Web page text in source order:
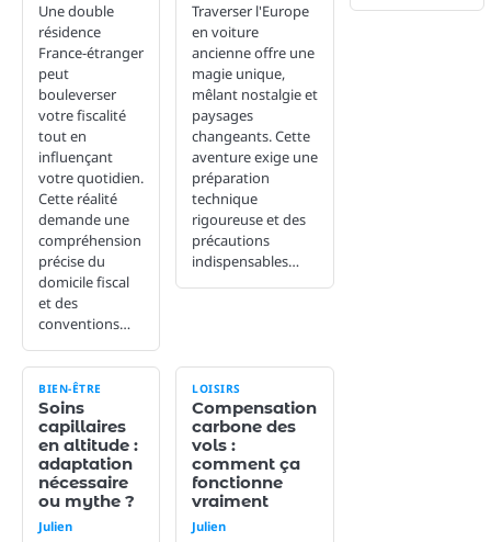
Une double
résidence
France-étranger
peut
bouleverser
votre fiscalité
tout en
influençant
votre quotidien.
Cette réalité
demande une
compréhension
précise du
domicile fiscal
et des
conventions…
Traverser l'Europe
en voiture
ancienne offre une
magie unique,
mêlant nostalgie et
paysages
changeants. Cette
aventure exige une
préparation
technique
rigoureuse et des
précautions
indispensables…
BIEN-ÊTRE
Soins
capillaires
en altitude :
adaptation
nécessaire
ou mythe ?
Julien
LOISIRS
Compensation
carbone des
vols :
comment ça
fonctionne
vraiment
Julien